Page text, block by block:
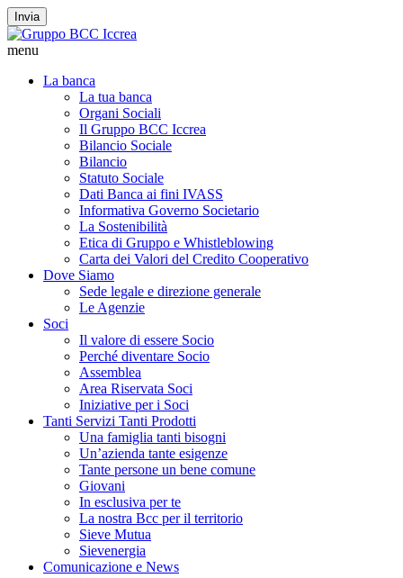
Invia
menu
La banca
La tua banca
Organi Sociali
Il Gruppo BCC Iccrea
Bilancio Sociale
Bilancio
Statuto Sociale
Dati Banca ai fini IVASS
Informativa Governo Societario
La Sostenibilità
Etica di Gruppo e Whistleblowing
Carta dei Valori del Credito Cooperativo
Dove Siamo
Sede legale e direzione generale
Le Agenzie
Soci
Il valore di essere Socio
Perché diventare Socio
Assemblea
Area Riservata Soci
Iniziative per i Soci
Tanti Servizi Tanti Prodotti
Una famiglia tanti bisogni
Un’azienda tante esigenze
Tante persone un bene comune
Giovani
In esclusiva per te
La nostra Bcc per il territorio
Sieve Mutua
Sievenergia
Comunicazione e News